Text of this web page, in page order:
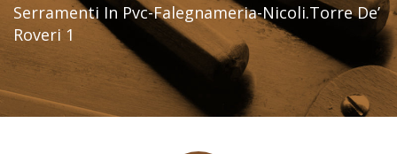
Serramenti In Pvc-Falegnameria-Nicoli.Torre De’
Roveri 1